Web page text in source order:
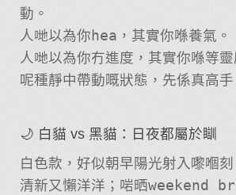
動。
人哋以為你hea，其實你喺養氣。
人哋以為你冇進度，其實你喺等靈
呢種靜中帶動嘅狀態，先係真高手
🌙 白貓 vs 黑貓：日夜都屬於瞓
白色款，好似朝早陽光射入嚟嗰刻
清新又懶洋洋；啱晒weekend